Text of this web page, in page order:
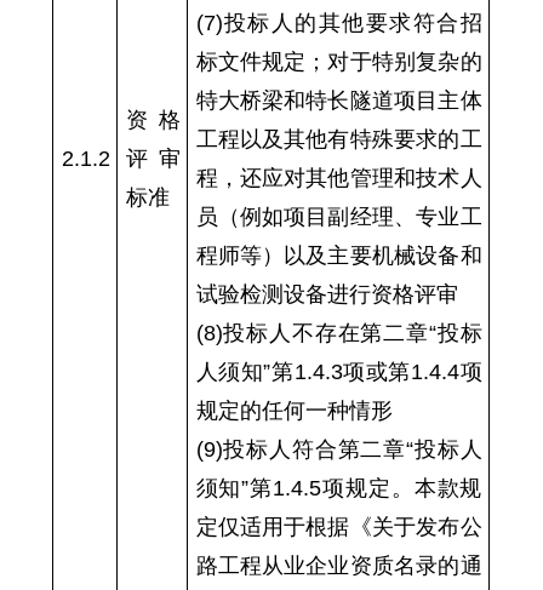
2.1.2
资格
评审
标准
(7)投标人的其他要求符合招
标文件规定；对于特别复杂的
特大桥梁和特长隧道项目主体
工程以及其他有特殊要求的工
程，还应对其他管理和技术人
员（例如项目副经理、专业工
程师等）以及主要机械设备和
试验检测设备进行资格评审
(8)投标人不存在第二章“投标
人须知”第1.4.3项或第1.4.4项
规定的任何一种情形
(9)投标人符合第二章“投标人
须知”第1.4.5项规定。本款规
定仅适用于根据《关于发布公
路工程从业企业资质名录的通